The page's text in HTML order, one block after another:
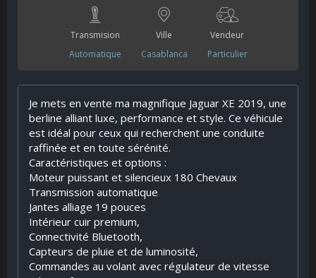
Transmision
Automatique
Ville
Casablanca
Vendeur
Particulier
Je mets en vente ma magnifique Jaguar XE 2019, une
berline alliant luxe, performance et style. Ce véhicule
est idéal pour ceux qui recherchent une conduite
raffinée et en toute sérénité.
Caractéristiques et options :
Moteur puissant et silencieux 180 Chevaux
Transmission automatique
Jantes alliage 19 pouces
Intérieur cuir premium,
Connectivité Bluetooth,
Capteurs de pluie et de luminosité,
Commandes au volant avec régulateur de vitesse